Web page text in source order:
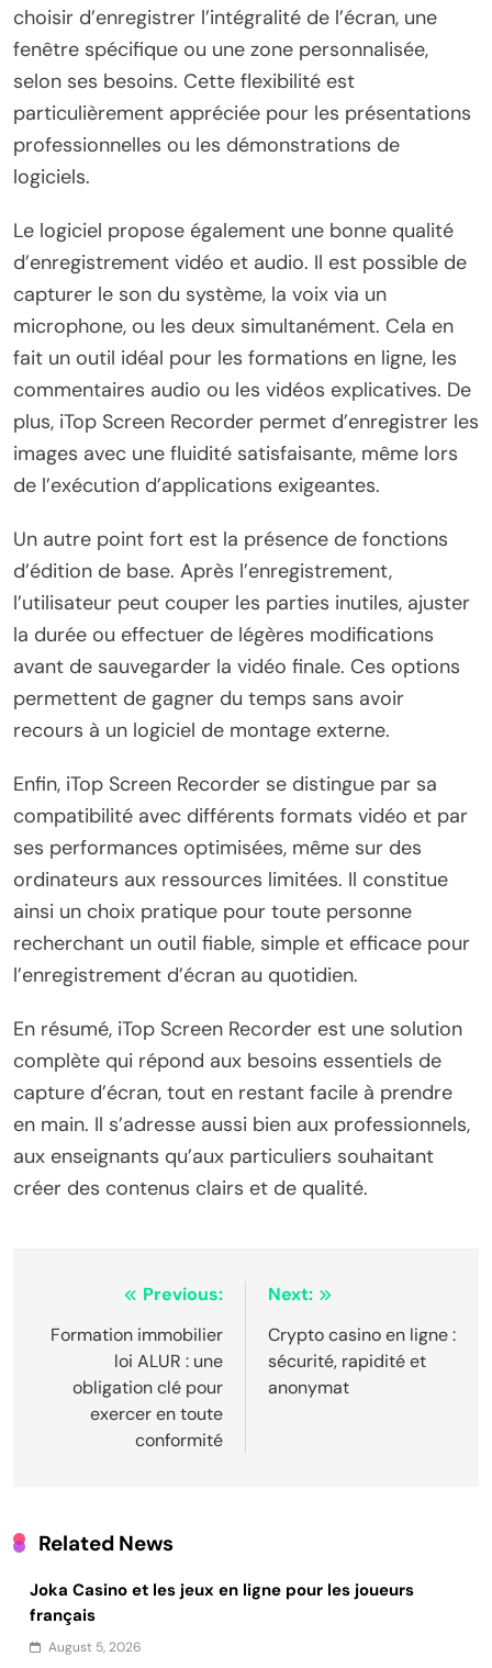
choisir d’enregistrer l’intégralité de l’écran, une
fenêtre spécifique ou une zone personnalisée,
selon ses besoins. Cette flexibilité est
particulièrement appréciée pour les présentations
professionnelles ou les démonstrations de
logiciels.
Le logiciel propose également une bonne qualité
d’enregistrement vidéo et audio. Il est possible de
capturer le son du système, la voix via un
microphone, ou les deux simultanément. Cela en
fait un outil idéal pour les formations en ligne, les
commentaires audio ou les vidéos explicatives. De
plus, iTop Screen Recorder permet d’enregistrer les
images avec une fluidité satisfaisante, même lors
de l’exécution d’applications exigeantes.
Un autre point fort est la présence de fonctions
d’édition de base. Après l’enregistrement,
l’utilisateur peut couper les parties inutiles, ajuster
la durée ou effectuer de légères modifications
avant de sauvegarder la vidéo finale. Ces options
permettent de gagner du temps sans avoir
recours à un logiciel de montage externe.
Enfin, iTop Screen Recorder se distingue par sa
compatibilité avec différents formats vidéo et par
ses performances optimisées, même sur des
ordinateurs aux ressources limitées. Il constitue
ainsi un choix pratique pour toute personne
recherchant un outil fiable, simple et efficace pour
l’enregistrement d’écran au quotidien.
En résumé, iTop Screen Recorder est une solution
complète qui répond aux besoins essentiels de
capture d’écran, tout en restant facile à prendre
en main. Il s’adresse aussi bien aux professionnels,
aux enseignants qu’aux particuliers souhaitant
créer des contenus clairs et de qualité.
navigation
Previous:
Formation immobilier
loi ALUR : une
obligation clé pour
exercer en toute
conformité
Next:
Crypto casino en ligne :
sécurité, rapidité et
anonymat
Related News
Joka Casino et les jeux en ligne pour les joueurs
français
August 5, 2026